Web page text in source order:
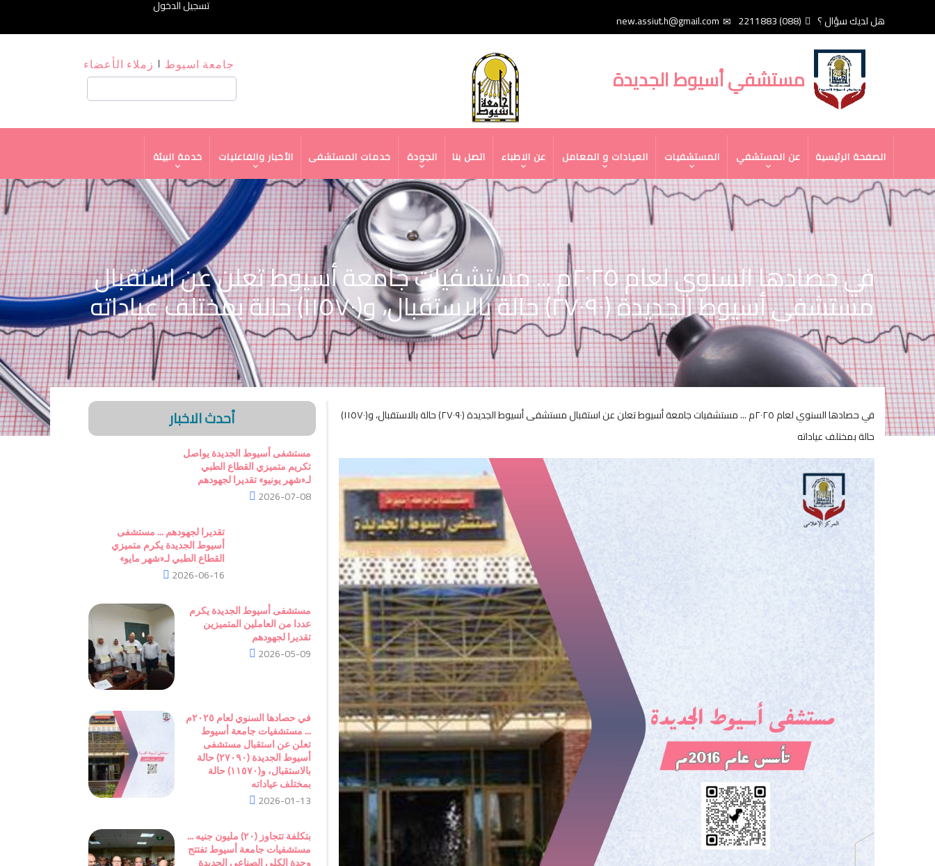
المحتوى
هل لديك سؤال ؟ (088) 2211883
new.assiut.h@gmail.com
تسجيل الدخول
مستشفي أسيوط الجديدة جامعة اسيوط زملاء الأعضاء
بحث
NAVIGATION
الصفحة الرئيسية عن المستشفي المستشفيات العيادات و المعامل عن الاطباء اتصل بنا الجودة خدمات المستشفى الأخبار والفاعليات خدمة البيئة
في حصادها السنوي لعام ٢٠٢٥م ... مستشفيات جامعة أسيوط تعلن عن استقبال
مستشفى أسيوط الجديدة (٢٧٠٩٠) حالة بالاستقبال، و(١١٥٧٠) حالة بمختلف عياداته
في حصادها السنوي لعام ٢٠٢٥م ... مستشفيات جامعة أسيوط تعلن عن استقبال مستشفى أسيوط الجديدة (٢٧٠٩٠) حالة بالاستقبال، و(١١٥٧٠)
حالة بمختلف عياداته
أحدث الاخبار
مستشفى أسيوط الجديدة يواصل
تكريم متميزي القطاع الطبي
لـ«شهر يونيو» تقديرا لجهودهم
2026-07-08
تقديرا لجهودهم ... مستشفى
أسيوط الجديدة يكرم متميزي
القطاع الطبي لـ«شهر مايو»
2026-06-16
مستشفى أسيوط الجديدة يكرم
عددا من العاملين المتميزين
تقديرا لجهودهم
2026-05-09
في حصادها السنوي لعام ٢٠٢٥م
... مستشفيات جامعة أسيوط
تعلن عن استقبال مستشفى
أسيوط الجديدة (٢٧٠٩٠) حالة
بالاستقبال، و(١١٥٧٠) حالة
بمختلف عياداته
2026-01-13
بتكلفة تتجاوز (٢٠) مليون جنيه ...
مستشفيات جامعة أسيوط تفتتح
وحدة الكلى الصناعي الجديدة